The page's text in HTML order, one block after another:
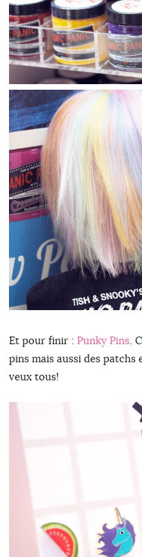
Et pour finir : Punky Pins.
pins mais aussi des
veux tous!